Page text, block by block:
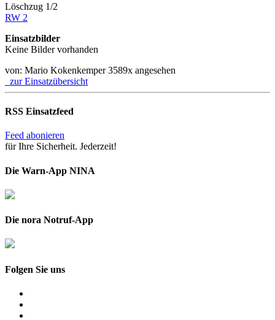
Löschzug 1/2
RW 2
Einsatzbilder
Keine Bilder vorhanden
von: Mario Kokenkemper3589x angesehen
zur Einsatzübersicht
RSS Einsatzfeed
Feed abonieren
für Ihre Sicherheit. Jederzeit!
Die Warn-App NINA
Die nora Notruf-App
Folgen Sie uns